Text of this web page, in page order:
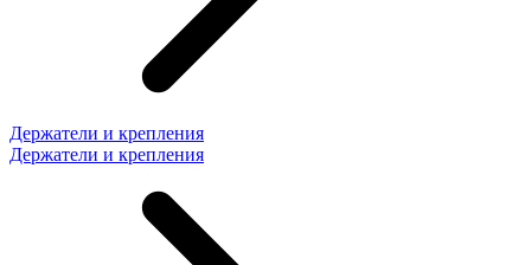
Держатели и крепления
Держатели и крепления